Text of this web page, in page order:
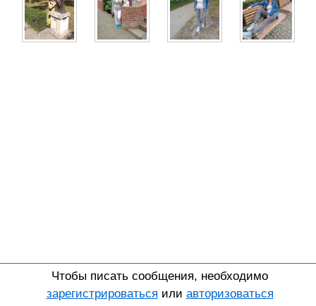
Чтобы писать сообщения, необходимо
зарегистрироваться или авторизоваться